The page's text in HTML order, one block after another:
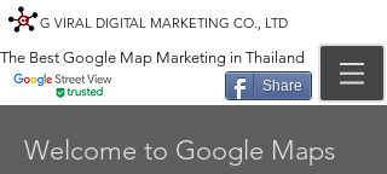
G VIRAL DIGITAL MARKETING CO., LTD
The Best Google Map Marketing in Thailand
Share
Welcome to Google Maps